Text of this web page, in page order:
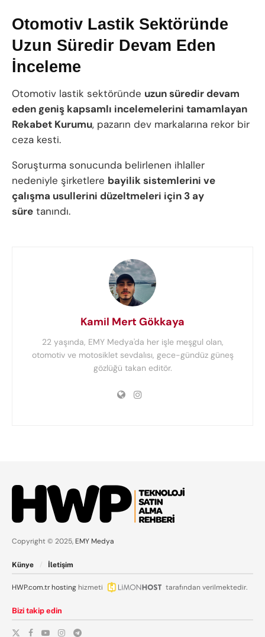
Otomotiv Lastik Sektöründe
Uzun Süredir Devam Eden
İnceleme
Otomotiv lastik sektöründe uzun süredir devam
eden geniş kapsamlı incelemelerini tamamlayan
Rekabet Kurumu, pazarın dev markalarına rekor bir
ceza kesti.
Soruşturma sonucunda belirlenen ihlaller
nedeniyle şirketlere bayilik sistemlerini ve
çalışma usullerini düzeltmeleri için 3 ay
süre tanındı.
Kamil Mert Gökkaya
22 yaşında, EMY Medya'da her işle meşgul olan,
otomotiv ve motosiklet sevdalısı, gece-gündüz güneş
gözlüğü takan editör.
Copyright © 2025, EMY Medya
Künye İletişim
HWP.com.trhosting hizmeti tarafından verilmektedir.
Bizi takip edin